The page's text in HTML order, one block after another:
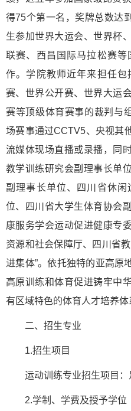
得75个第一名，奖牌总数达
生参加世界大运会、世界杯
联赛、西昌国际马拉松赛
作。学院教师近年来担任包
赛、世界公开赛、世界大运
赛等顶级体育赛事的裁判与
场赛事通过CCTV5、央视其
流媒体现场直播或录播，同
教学训练研究会副理事长单
副理事长单位、四川省休
位、四川省大学生体育协会
康服务学会运动促进健康专
资源和社会保障厅、四川省
进集体”。依托独特的亚高原
高原训练和体育促进铸牢中
有区域特色的体育人才培养体
二、招生专业
1.招生项目
运动训练专业招生项目：
2.学制、学费及授予学位